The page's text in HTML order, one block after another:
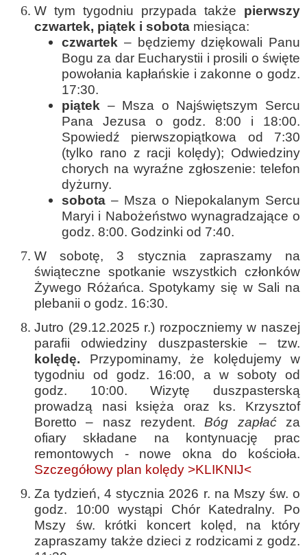
W tym tygodniu przypada także pierwszy
czwartek, piątek i sobota miesiąca:
czwartek – będziemy dziękowali Panu
Bogu za dar Eucharystii i prosili o święte
powołania kapłańskie i zakonne o godz.
17:30.
piątek – Msza o Najświętszym Sercu
Pana Jezusa o godz. 8:00 i 18:00.
Spowiedź pierwszopiątkowa od 7:30
(tylko rano z racji kolędy); Odwiedziny
chorych na wyraźne zgłoszenie: telefon
dyżurny.
sobota – Msza o Niepokalanym Sercu
Maryi i Nabożeństwo wynagradzające o
godz. 8:00. Godzinki od 7:40.
W sobotę, 3 stycznia zapraszamy na
świąteczne spotkanie wszystkich członków
Żywego Różańca. Spotykamy się w Sali na
plebanii o godz. 16:30.
Jutro (29.12.2025 r.) rozpoczniemy w naszej
parafii odwiedziny duszpasterskie – tzw.
kolędę. Przypominamy, że kolędujemy w
tygodniu od godz. 16:00, a w soboty od
godz. 10:00. Wizytę duszpasterską
prowadzą nasi księża oraz ks. Krzysztof
Boretto – nasz rezydent.Bóg zapłaćza
ofiary składane na kontynuację prac
remontowych - nowe okna do kościoła.
Szczegółowy plan kolędy >KLIKNIJ<
Za tydzień, 4 stycznia 2026 r. na Mszy św. o
godz. 10:00 wystąpi Chór Katedralny. Po
Mszy św. krótki koncert kolęd, na który
zapraszamy także dzieci z rodzicami z godz.